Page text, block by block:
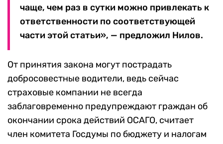
чаще, чем раз в сутки можно привлекать к
ответственности по соответствующей
части этой статьи», — предложил Нилов.
От принятия закона могут пострадать
добросовестные водители, ведь сейчас
страховые компании не всегда
заблаговременно предупреждают граждан об
окончании срока действий ОСАГО, считает
член комитета Госдумы по бюджету и налогам